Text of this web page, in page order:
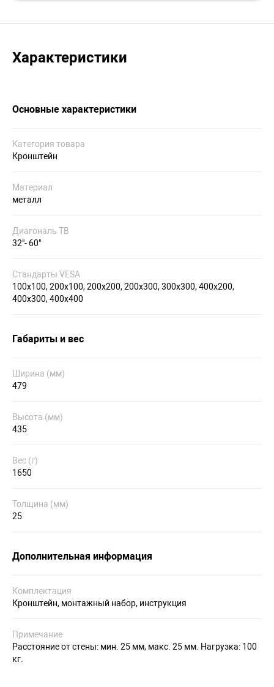
Характеристики
Основные характеристики
Категория товара
Кронштейн
Материал
металл
Диагональ ТВ
32"- 60"
Стандарты VESA
100x100, 200x100, 200x200, 200х300, 300x300, 400x200,
400x300, 400x400
Габариты и вес
Ширина (мм)
479
Высота (мм)
435
Вес (г)
1650
Толщина (мм)
25
Дополнительная информация
Комплектация
Кронштейн, монтажный набор, инструкция
Примечание
Расстояние от стены: мин. 25 мм, макс. 25 мм. Нагрузка: 100
кг.